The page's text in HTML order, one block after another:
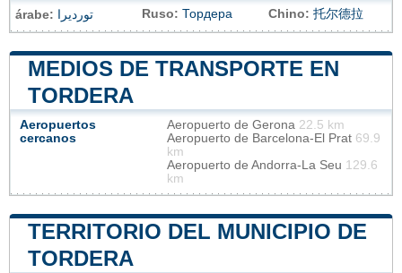
árabe: تورديرا Ruso: Тордера Chino: 托尔德拉
MEDIOS DE TRANSPORTE EN
TORDERA
Aeropuertos
cercanos
Aeropuerto de Gerona 22.5 km
Aeropuerto de Barcelona-El Prat 69.9
km
Aeropuerto de Andorra-La Seu 129.6
km
TERRITORIO DEL MUNICIPIO DE
TORDERA